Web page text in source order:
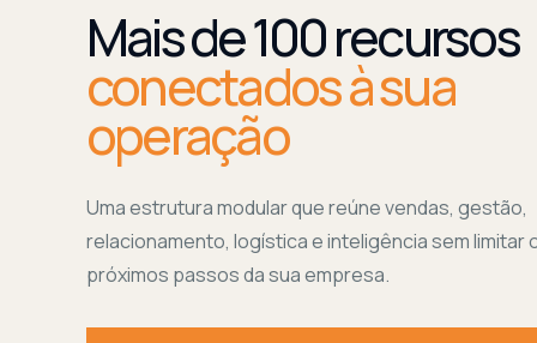
Mais de 100 recursos
conectados à sua
operação
Uma estrutura modular que reúne vendas, gestão,
relacionamento, logística e inteligência sem limitar
próximos passos da sua empresa.